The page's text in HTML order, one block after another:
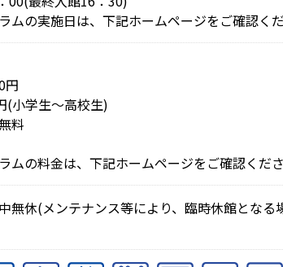
ムの実施日は、下記ホームページをご確認くだ
円
(小学生～高校生)
料
ムの料金は、下記ホームページをご確認くださ
中無休(メンテナンス等により、臨時休館となる